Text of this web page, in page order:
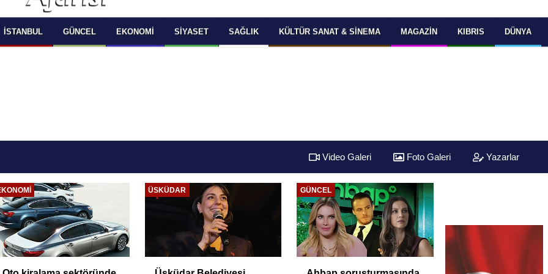
SELECT LANGUAGE YOU WOULD TO READ
OKUMAK İSTEDİĞİNİZ DİLİ SEÇİNİZ
Powered by
Translate
İSTANBUL GÜNCEL EKONOMI SIYASET SAĞLIK KÜLTÜR SANAT & SINEMA MAGAZIN KIBRIS DÜNYA
Video Galeri Foto Galeri Yazarlar
ÜSKÜDAR GÜNCEL